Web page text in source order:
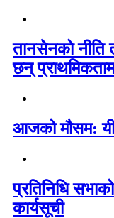
तानसेनको नीति
छन्
आजको मौसम: यी
प्रतिनिधि
कार्यसूची